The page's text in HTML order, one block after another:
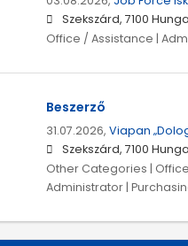
Szekszárd, 7100
Office / Assistance |
Beszerző
31.07.2026, Viapan
Szekszárd, 7100
Other Categories |
Administrator |